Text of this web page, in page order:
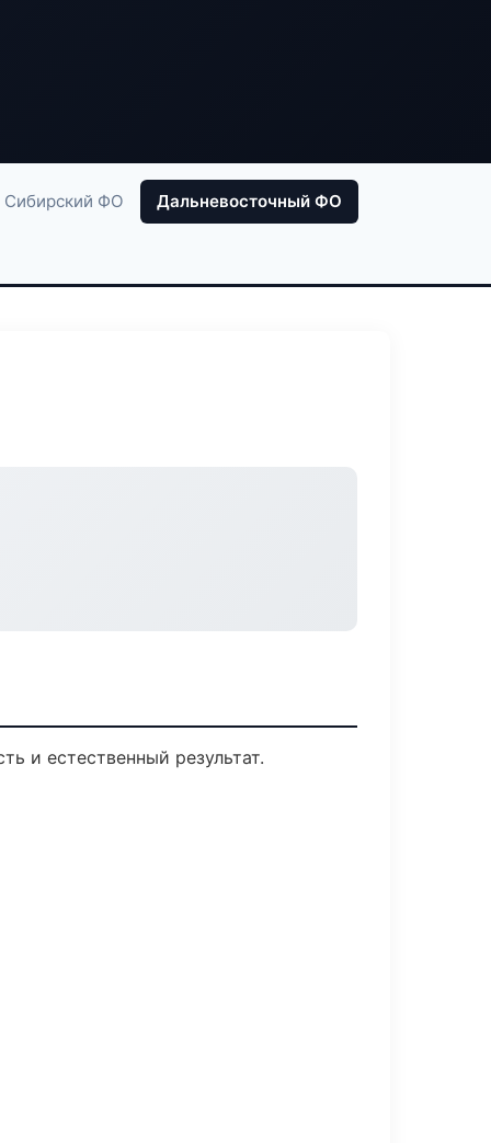
Сибирский ФО Дальневосточный ФО
и естественный результат.